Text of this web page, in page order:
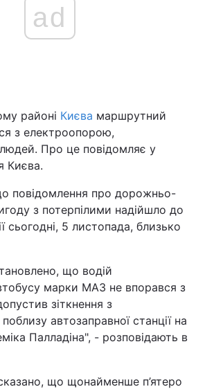
ad
районі Києва маршрутний
з електроопорою,
Про це повідомляє у
Києва.
повідомлення про дорожньо-
з потерпілими надійшло до
сьогодні, 5 листопада, близько
що водій
марки МАЗ не впорався з
зіткнення з
автозаправної станції на
Палладіна", - розповідають в
що щонайменше п’ятеро